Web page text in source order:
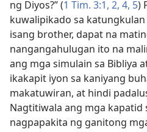
ng Diyos?” (1 Tim. 3:1, 2, 4, 5)
kuwalipikado sa
isang brother, dapat na
nangangahulugan ito na
ang mga simulain sa Bibliya
ikakapit iyon sa kaniyang
makatuwiran, at hindi
Nagtitiwala ang mga kapatid
nagpapakita ng ganitong